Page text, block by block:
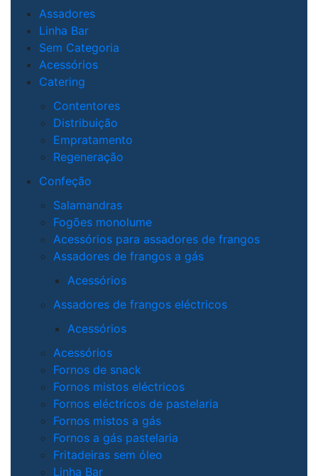
Assadores
Linha Bar
Sem Categoria
Acessórios
Catering
Contentores
Distribuição
Empratamento
Regeneração
Confeção
Salamandras
Fogões monolume
Acessórios para assadores de frangos
Assadores de frangos a gás
Acessórios
Assadores de frangos eléctricos
Acessórios
Acessórios
Fornos de snack
Fornos mistos eléctricos
Fornos eléctricos de pastelaria
Fornos mistos a gás
Fornos a gás pastelaria
Fritadeiras sem óleo
Linha Bar